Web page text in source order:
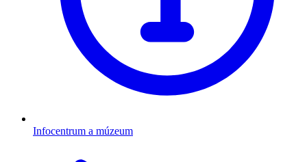
Infocentrum a múzeum